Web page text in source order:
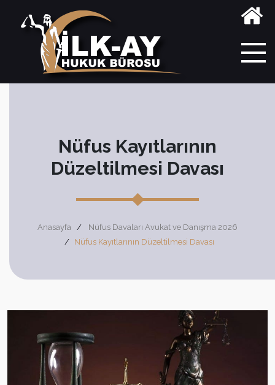
Nüfus Kayıtlarının
Düzeltilmesi Davası
Anasayfa
Nüfus Davaları Avukat ve Danışma 2026
Nüfus Kayıtlarının Düzeltilmesi Davası